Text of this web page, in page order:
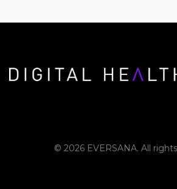
© 2026 EVERSANA. All